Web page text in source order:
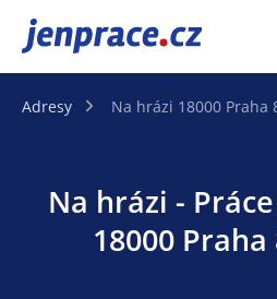
JenPráce.cz
Adresy Na hrázi 18000 Praha
Na hrázi -
18000